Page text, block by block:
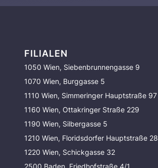
FILIALEN
1050 Wien, Siebenbrunnengasse 9
1070 Wien, Burggasse 5
1110 Wien, Simmeringer Hauptstraße 97
1160 Wien, Ottakringer Straße 229
1190 Wien, Silbergasse 5
1210 Wien, Floridsdorfer Hauptstraße 28
1220 Wien, Schickgasse 32
2500 Baden, Friedhofstraße 4/1